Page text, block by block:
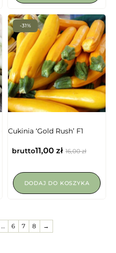
-31%
Cukinia ‘Gold Rush’ F1
16,00zł
11,00 zł
brutto
DODAJ DO KOSZYKA
… 6 7 8 →